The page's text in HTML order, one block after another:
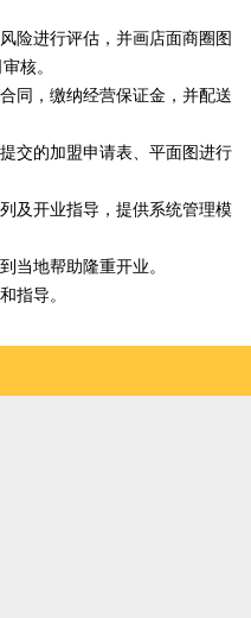
险进行评估，并画店面商圈图
核。
同，缴纳经营保证金，并配送
交的加盟申请表、平面图进行
及开业指导，提供系统管理模
当地帮助隆重开业。
指导。